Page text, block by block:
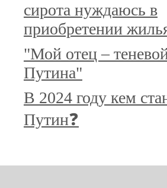
сирота нуждаюсь в
приобретении
"Мой отец –
Путина"
В 2024 году кем
Путин❓